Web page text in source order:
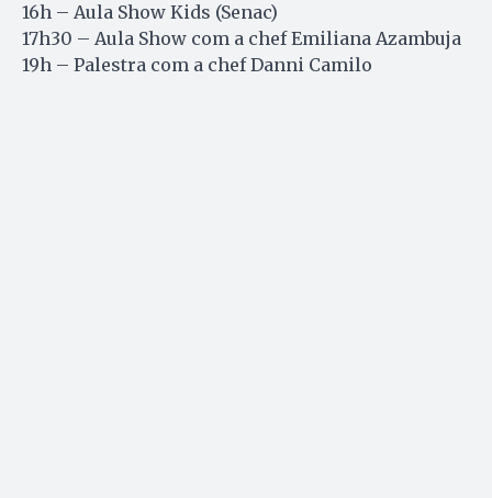
16h – Aula Show Kids (Senac)
17h30 – Aula Show com a chef Emiliana Azambuja
19h – Palestra com a chef Danni Camilo